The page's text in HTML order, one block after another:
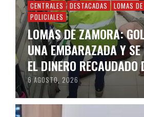
CENTRALES DESTACADAS
LOMAS
POLICIALES
LOMAS DE ZAMORA:
UNA EMBARAZADA Y SE
EL DINERO RECAUDADO
6 AGOSTO, 2026